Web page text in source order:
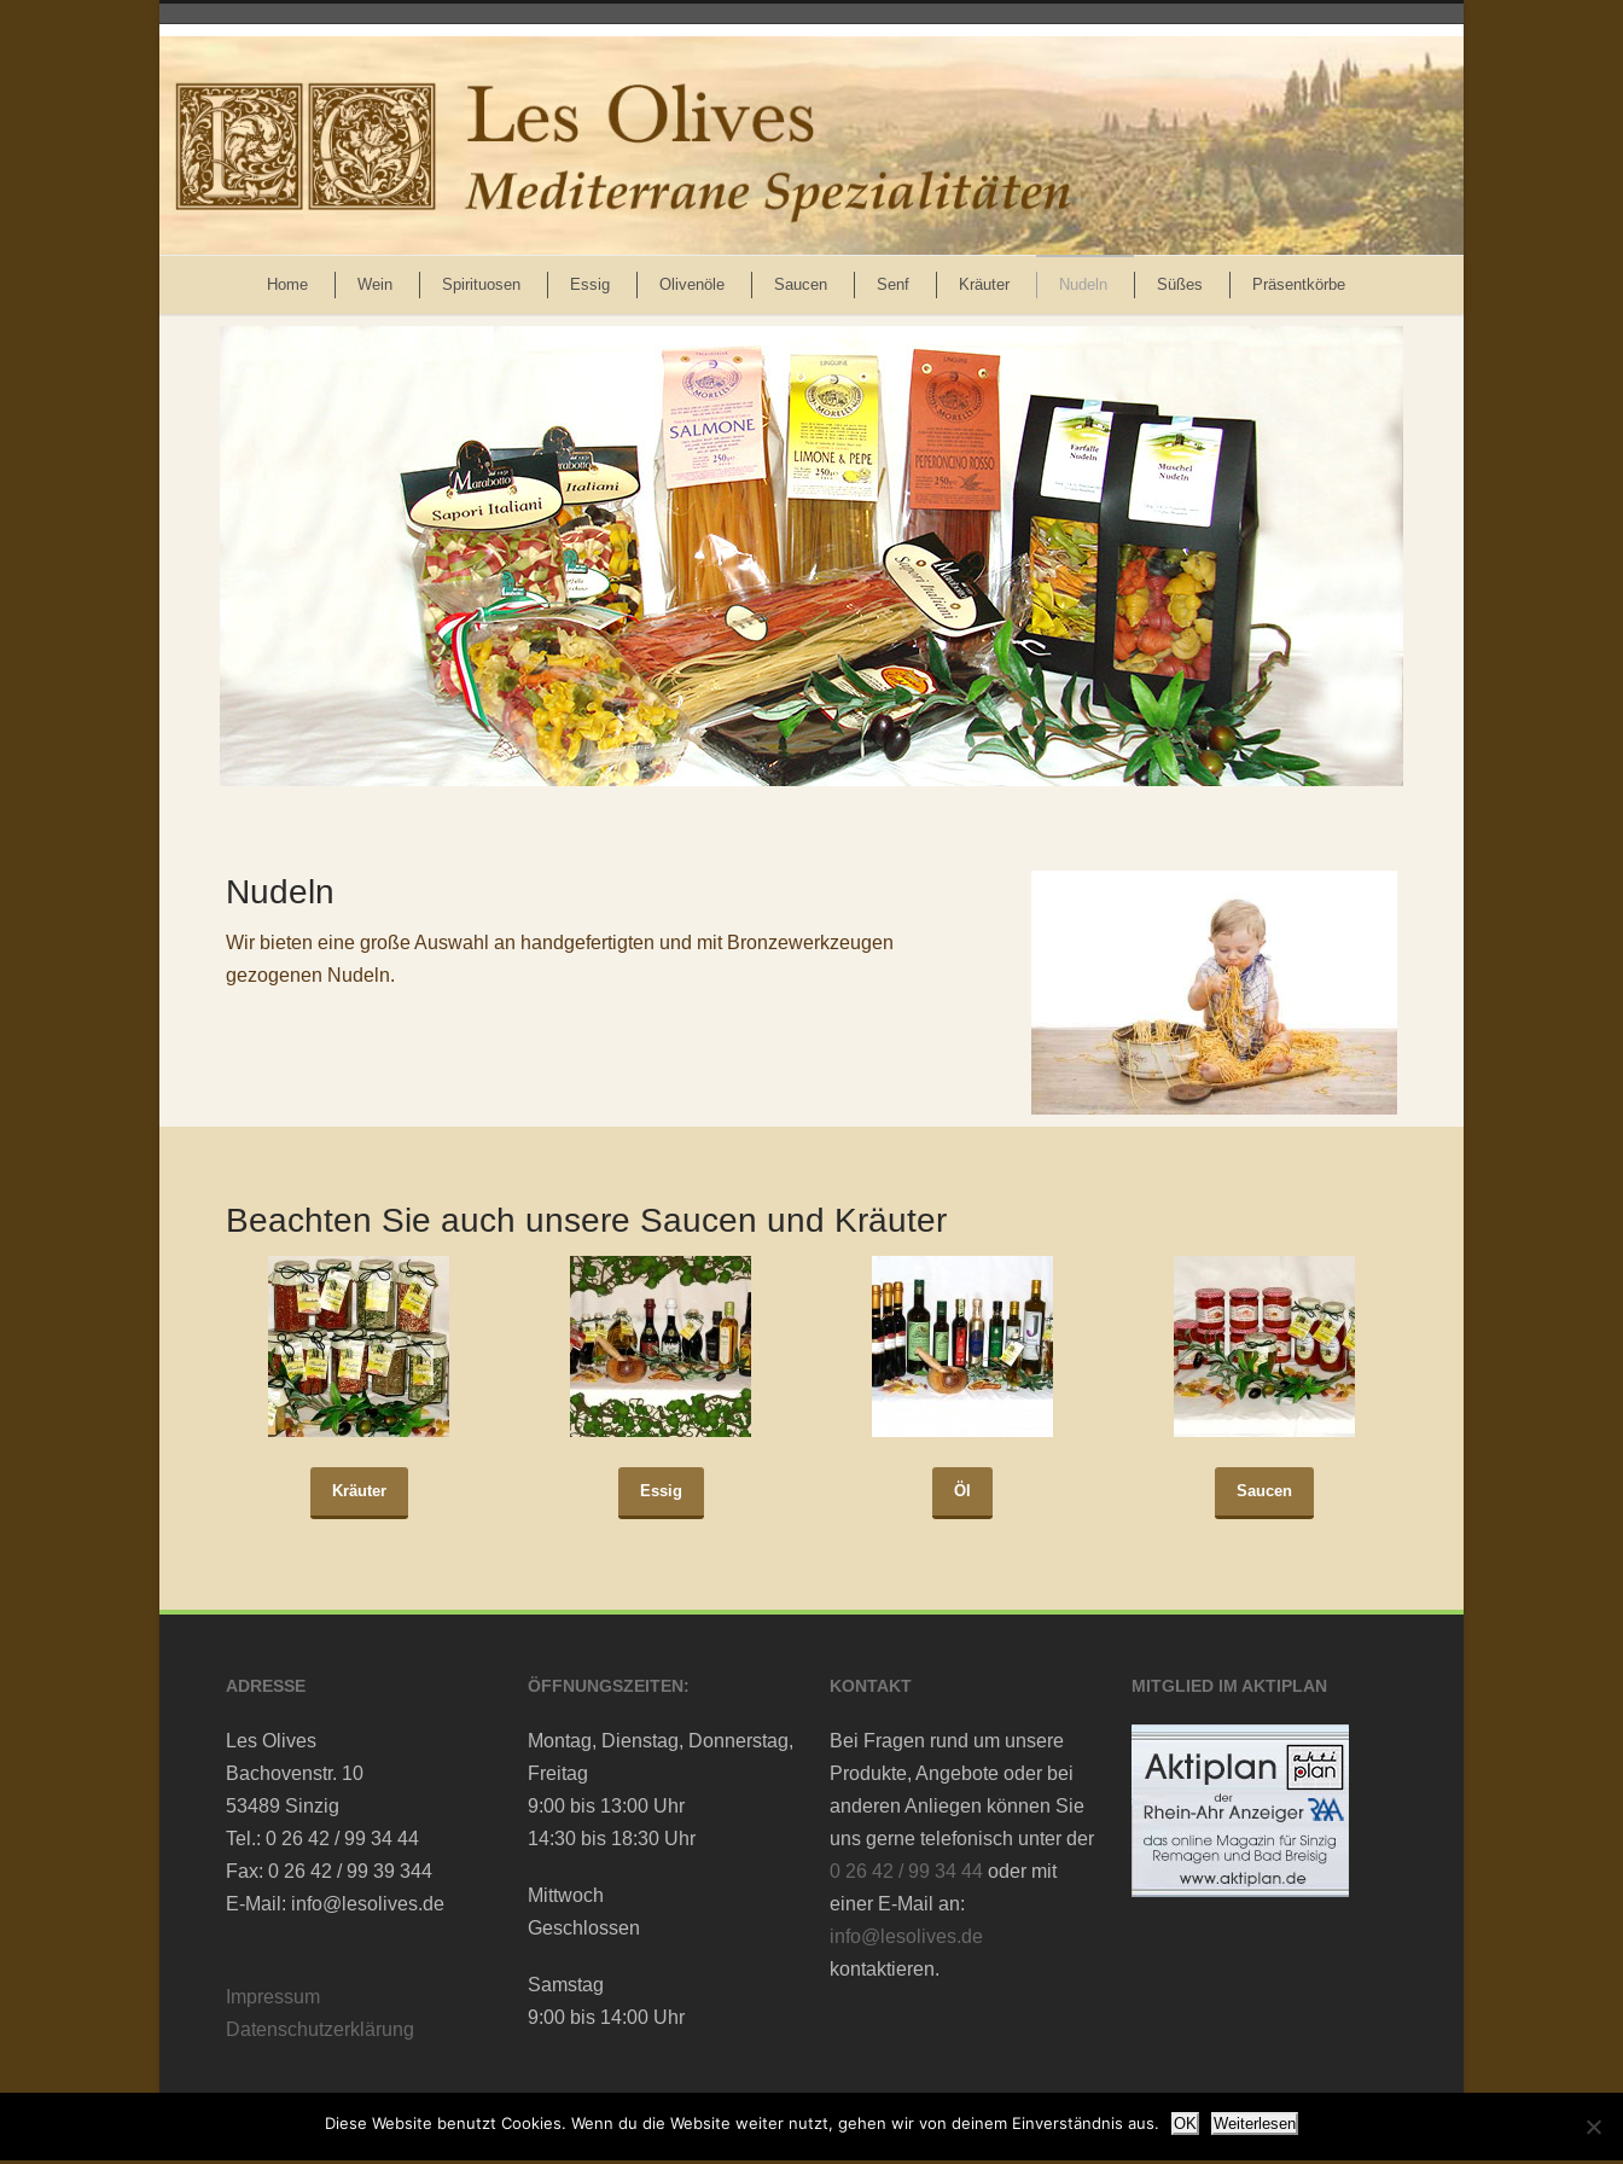
Home Wein Spirituosen Essig Olivenöle Saucen Senf Kräuter Nudeln Süßes Präsentkörbe
Nudeln
Wir bieten eine große Auswahl an handgefertigten und mit Bronzewerkzeugen
gezogenen Nudeln.
Beachten Sie auch unsere Saucen und Kräuter
Kräuter Essig Öl Saucen
ADRESSE
Les Olives
Bachovenstr. 10
53489 Sinzig
Tel.: 0 26 42 / 99 34 44
Fax: 0 26 42 / 99 39 344
E-Mail: info@lesolives.de
Impressum
Datenschutzerklärung
ÖFFNUNGSZEITEN:
Montag, Dienstag, Donnerstag,
Freitag
9:00 bis 13:00 Uhr
14:30 bis 18:30 Uhr
Mittwoch
Geschlossen
Samstag
9:00 bis 14:00 Uhr
KONTAKT
Bei Fragen rund um unsere
Produkte, Angebote oder bei
anderen Anliegen können Sie
uns gerne telefonisch unter der
0 26 42 / 99 34 44 oder mit
einer E-Mail an:
info@lesolives.de
kontaktieren.
MITGLIED IM AKTIPLAN
Diese Website benutzt Cookies. Wenn du die Website weiter nutzt, gehen wir von deinem Einverständnis aus. OK Weiterlesen